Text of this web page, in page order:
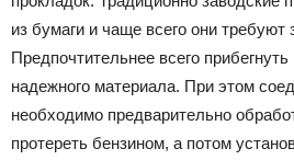
из бумаги и чаще всего они требуют
Предпочтительнее всего
надежного материала. При этом
необходимо предварительно
протереть бензином, а потом